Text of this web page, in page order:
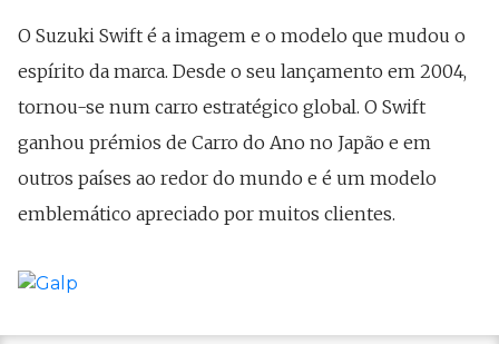
O Suzuki Swift é a imagem e o modelo que mudou o
espírito da marca. Desde o seu lançamento em 2004,
tornou-se num carro estratégico global. O Swift
ganhou prémios de Carro do Ano no Japão e em
outros países ao redor do mundo e é um modelo
emblemático apreciado por muitos clientes.